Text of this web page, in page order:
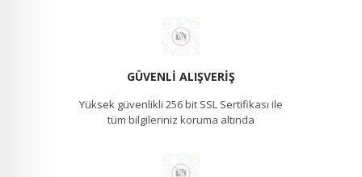
GÜVENLI ALIŞVERIŞ
Yüksek güvenlikli 256 bit SSL Sertifikası ile
tüm bilgileriniz koruma altında